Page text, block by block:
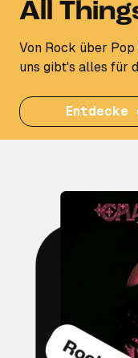
All
Von Rock über
uns gibt's alles für